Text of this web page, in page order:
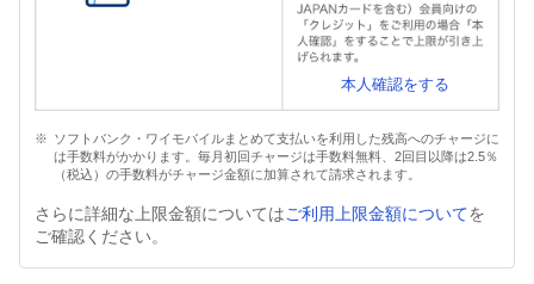
本人確認をする
ソフトバンク・ワイモバイルまとめて支払いを利用した残高へのチャージに
は手数料がかかります。毎月初回チャージは手数料無料、2回目以降は2.5％
（税込）の手数料がチャージ金額に加算されて請求されます。
さらに詳細な上限金額についてはご利用上限金額についてを
ご確認ください。